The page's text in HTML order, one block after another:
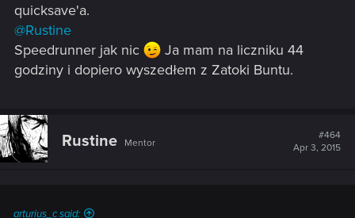
quicksave'a.
@Rustine
Speedrunner jak nic
Ja mam na liczniku 44
godziny i dopiero wyszedłem z Zatoki Buntu.
Rustine Mentor
#464
Apr 3, 2015
arturius_c said: